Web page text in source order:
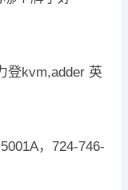
登kvm,adder 英
，724-746-